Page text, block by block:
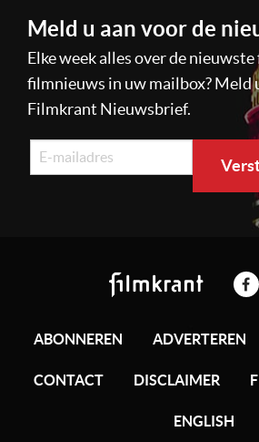
Meld u aan voor de
Elke week alles over de
filmnieuws in uw mailbox? Meld
Filmkrant Nieuwsbrief.
ABONNEREN ADVERTEREN
CONTACT DISCLAIMER
ENGLISH